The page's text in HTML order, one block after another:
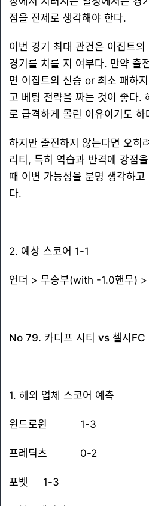
점을 전제로 생각해야 한다.
이번 경기 최대 관건은 이집트
경기를 치를 지 여부다. 만약 출
면 이집트의 신승 or 최소 패하
고 베팅 전략을 짜는 것이 좋다.
로 급격하게 몰린 이유이기도 하
하지만 출전하지 않는다면 오히
리티, 특히 역습과 반격에 강점
때 이변 가능성을 분명 생각하
다.
2. 예상 스코어 1-1
언더 > 무승부(with -1.0핸무) >
No 79. 카디프 시티 vs 첼시FC
1. 해외 업체 스코어 예측
윈드로윈 1-3
프레딕츠 0-2
포벳 1-3